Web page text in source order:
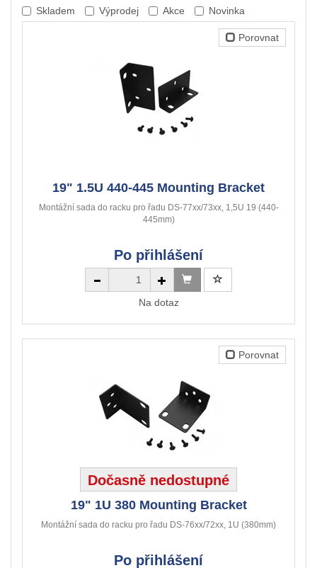
Skladem Výprodej Akce Novinka
Porovnat
19" 1.5U 440-445 Mounting Bracket
Montážní sada do racku pro řadu DS-77xx/73xx, 1,5U 19 (440-
445mm)
Po přihlášení
Na dotaz
Porovnat
Dočasně nedostupné
19" 1U 380 Mounting Bracket
Montážní sada do racku pro řadu DS-76xx/72xx, 1U (380mm)
Po přihlášení